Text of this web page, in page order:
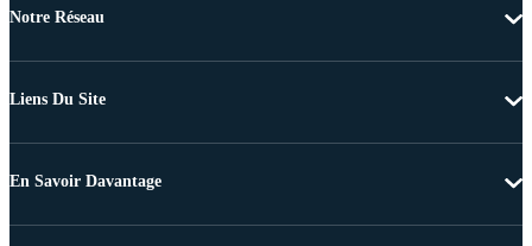
Notre Réseau
Liens Du Site
En Savoir Davantage